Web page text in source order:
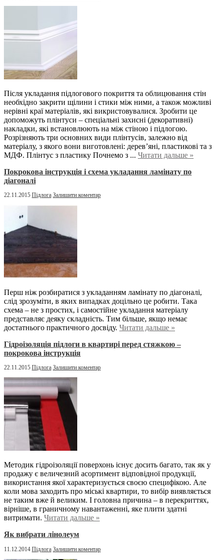
Після укладання підлогового покриття та облицювання стін
необхідно закрити щілини і стики між ними, а також можливі
нерівні краї матеріалів, які викристовувалися. Зробити це
допоможуть плінтуси – спеціальні захисні (декоративні)
накладки, які встановлюють на між стіною і підлогою.
Розрізняють три основних види плінтусів, залежно від
матеріалу, з якого вони виготовлені: дерев’яні, пластикові та з
МДФ. Плінтус з пластику Почнемо з ... Читати дальше »
Покрокова інструкція і схема укладання ламінату по
діагоналі
22.11.2015 Підлога Залишити коментар
Перш ніж розбиратися з укладанням ламінату по діагоналі,
слід зрозуміти, в яких випадках доцільно це робити. Така
схема – не з простих, і самостійне укладання матеріалу
представляє деяку складність. Тим більше, якщо немає
достатнього практичного досвіду. Читати дальше »
Гідроізоляція підлоги в квартирі перед стяжкою –
покрокова інструкція
22.11.2015 Підлога Залишити коментар
Методик гідроізоляції поверхонь існує досить багато, так як у
продажу є величезний асортимент відповідної продукції,
використання якої характеризується своєю специфікою. Але
коли мова заходить про міські квартири, то вибір виявляється
не таким вже й великим. І головна причина – в перекриттях,
вірніше, в граничному навантаженні, яке плити здатні
витримати. Читати дальше »
Як вибрати лінолеум
11.12.2014 Підлога Залишити коментар